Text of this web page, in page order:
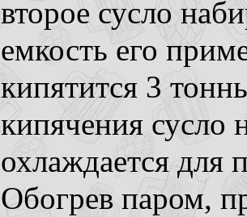
второе сусло
емкость его
кипятится 3
кипячения сусло
охлаждается для
Обогрев паром,